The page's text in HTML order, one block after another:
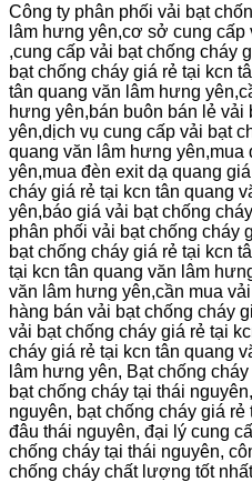
Công ty phân phối vải bạt
lâm hưng yên,cơ sở cung
,cung cấp vải bạt chống cháy
bạt chống cháy giá rẻ tại kcn
tân quang văn lâm hưng
hưng yên,bán buôn bán lẻ vải
yên,dịch vụ cung cấp vải bạt
quang văn lâm hưng yên,mua
yên,mua đèn exit dạ quang
cháy giá rẻ tại kcn tân quang
yên,báo giá vải bạt chống
phân phối vải bạt chống cháy
bạt chống cháy giá rẻ tại kcn
tại kcn tân quang văn lâm
văn lâm hưng yên,cần mua
hàng bán vải bạt chống cháy
vải bạt chống cháy giá rẻ tại
cháy giá rẻ tại kcn tân quang
lâm hưng yên, Bạt chống
bạt chống cháy tại thái
nguyên, bạt chống cháy giá
đâu thái nguyên, đại lý cung
chống cháy tại thái nguyên,
chống cháy chất lượng tốt